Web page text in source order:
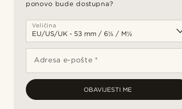
ponovo bude dostupna?
Veličina
Adresa e-pošte *
OBAVIJESTI ME